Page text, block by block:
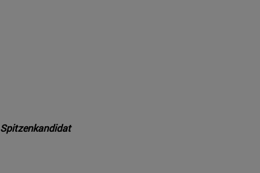
Spitzenkandidat